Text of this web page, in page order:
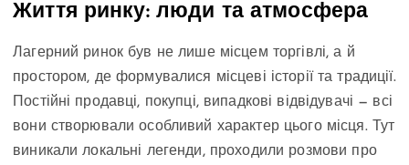
Життя ринку: люди та атмосфера
Лагерний ринок був не лише місцем торгівлі, а й
простором, де формувалися місцеві історії та традиції.
Постійні продавці, покупці, випадкові відвідувачі — всі
вони створювали особливий характер цього місця. Тут
виникали локальні легенди, проходили розмови про